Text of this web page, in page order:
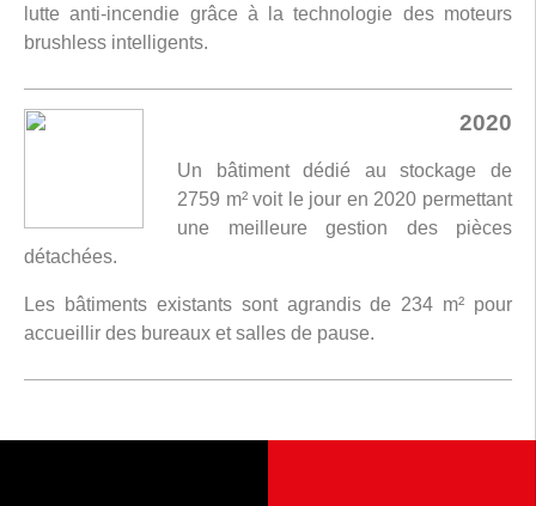
lutte anti-incendie grâce à la technologie des moteurs
brushless intelligents.
2020
Un bâtiment dédié au stockage de
2759 m² voit le jour en 2020 permettant
une meilleure gestion des pièces
détachées.
Les bâtiments existants sont agrandis de 234 m² pour
accueillir des bureaux et salles de pause.